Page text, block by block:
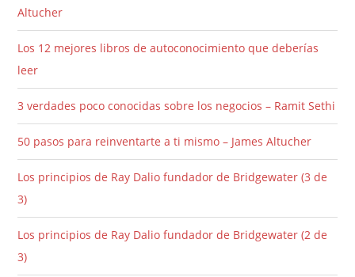
Altucher
Los 12 mejores libros de autoconocimiento que deberías
leer
3 verdades poco conocidas sobre los negocios – Ramit Sethi
50 pasos para reinventarte a ti mismo – James Altucher
Los principios de Ray Dalio fundador de Bridgewater (3 de
3)
Los principios de Ray Dalio fundador de Bridgewater (2 de
3)